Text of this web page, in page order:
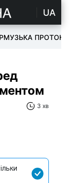
UA
ПРОТОКА
3 хв